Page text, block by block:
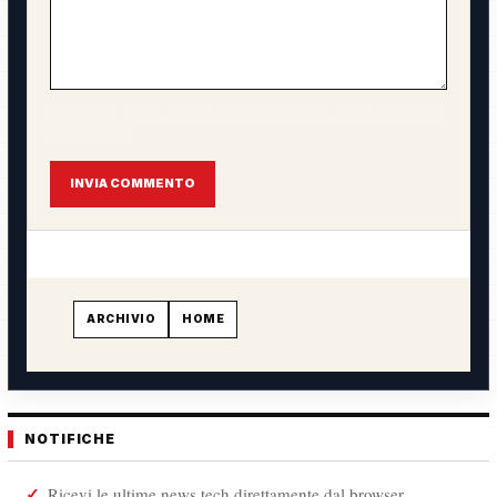
INVIA COMMENTO
ARCHIVIO HOME
NOTIFICHE